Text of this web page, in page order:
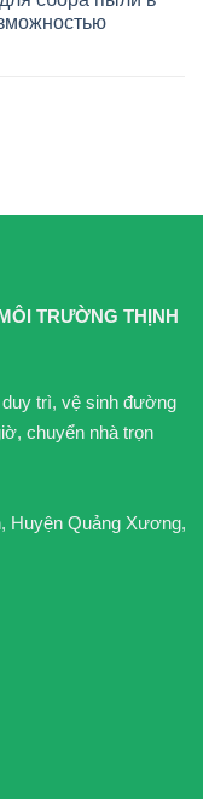
TRƯỜNG THỊNH
trì, vệ sinh đường
chuyển nhà trọn
Huyện Quảng Xương,